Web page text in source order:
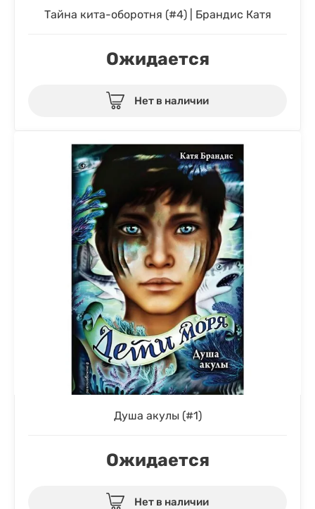
Тайна кита-оборотня (#4) | Брандис Катя
Ожидается
Нет в наличии
Душа акулы (#1)
Ожидается
Нет в наличии